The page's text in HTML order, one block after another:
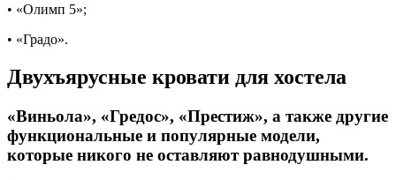
• «Олимп 5»;
• «Градо».
Двухъярусные кровати для хостела
«Виньола», «Гредос», «Престиж», а также другие
функциональные и популярные модели,
которые никого не оставляют равнодушными.